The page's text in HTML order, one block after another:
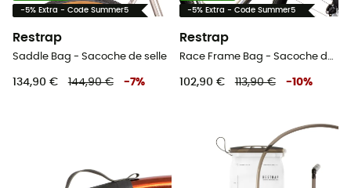
-5% Extra - Code Summer5
Restrap
Saddle Bag - Sacoche de selle
134,90 € 144,90 € -7%
-5% Extra - Code Summer5
Restrap
Race Frame Bag - Sacoche de cadre vélo
102,90 € 113,90 € -10%